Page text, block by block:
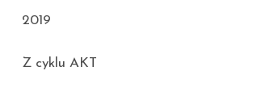
2019
Z cyklu AKT